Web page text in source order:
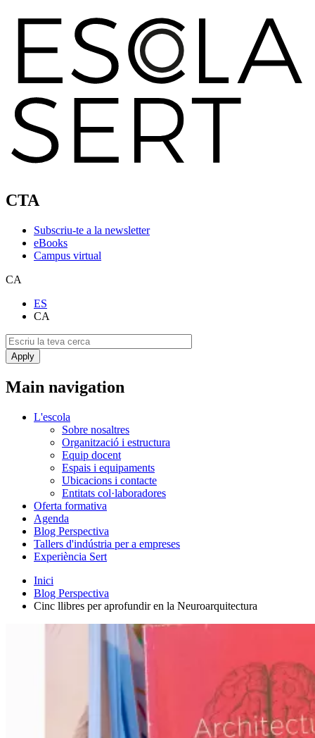
CTA
Subscriu-te a la newsletter
eBooks
Campus virtual
CA
ES
CA
Main navigation
L'escola
Sobre nosaltres
Organització i estructura
Equip docent
Espais i equipaments
Ubicacions i contacte
Entitats col·laboradores
Oferta formativa
Agenda
Blog Perspectiva
Tallers d'indústria per a empreses
Experiència Sert
Inici
Blog Perspectiva
Cinc llibres per aprofundir en la Neuroarquitectura